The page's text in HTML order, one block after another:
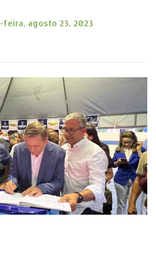
feira, agosto 23, 2023